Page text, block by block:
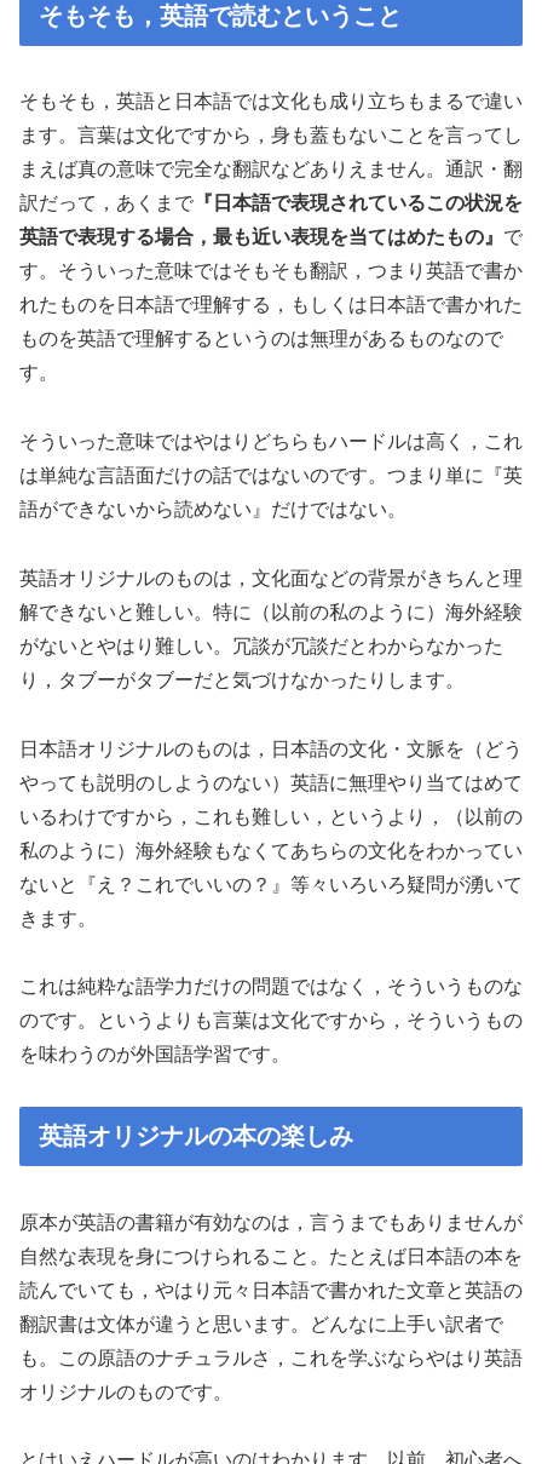
そもそも，英語で読むということ
そもそも，英語と日本語では文化も成り立ちもまるで違い
ます。言葉は文化ですから，身も蓋もないことを言ってし
まえば真の意味で完全な翻訳などありえません。通訳・翻
訳だって，あくまで 『日本語で表現されているこの状況を
英語で表現する場合，最も近い表現を当てはめたもの』 で
す。そういった意味ではそもそも翻訳，つまり英語で書か
れたものを日本語で理解する，もしくは日本語で書かれた
ものを英語で理解するというのは無理があるものなので
す。
そういった意味ではやはりどちらもハードルは高く，これ
は単純な言語面だけの話ではないのです。つまり単に『英
語ができないから読めない』だけではない。
英語オリジナルのものは，文化面などの背景がきちんと理
解できないと難しい。特に（以前の私のように）海外経験
がないとやはり難しい。冗談が冗談だとわからなかった
り，タブーがタブーだと気づけなかったりします。
日本語オリジナルのものは，日本語の文化・文脈を（どう
やっても説明のしようのない）英語に無理やり当てはめて
いるわけですから，これも難しい，というより，（以前の
私のように）海外経験もなくてあちらの文化をわかってい
ないと『え？これでいいの？』等々いろいろ疑問が湧いて
きます。
これは純粋な語学力だけの問題ではなく，そういうものな
のです。というよりも言葉は文化ですから，そういうもの
を味わうのが外国語学習です。
英語オリジナルの本の楽しみ
原本が英語の書籍が有効なのは，言うまでもありませんが
自然な表現を身につけられること。たとえば日本語の本を
読んでいても，やはり元々日本語で書かれた文章と英語の
翻訳書は文体が違うと思います。どんなに上手い訳者で
も。この原語のナチュラルさ，これを学ぶならやはり英語
オリジナルのものです。